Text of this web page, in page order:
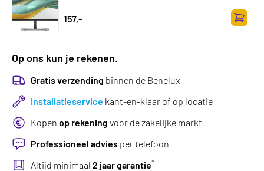
157,-
Op ons kun je rekenen.
Gratis verzending binnen de Benelux
Installatieservice kant-en-klaar of op locatie
Kopen op rekening voor de zakelijke markt
Professioneel advies per telefoon
Altijd minimaal 2 jaar garantie*